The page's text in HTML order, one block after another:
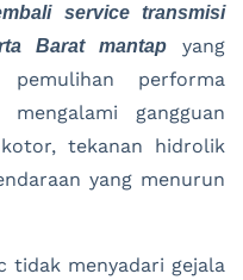
service transmisi
Barat mantapyang
performa
gangguan
tekanan hidrolik
yang menurun
tidak menyadari gejala